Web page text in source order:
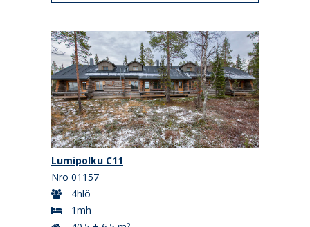
Lumipolku C11
Nro 01157
4hlö
1mh